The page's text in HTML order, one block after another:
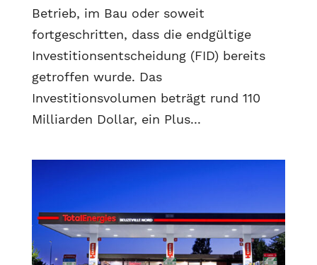
Betrieb, im Bau oder soweit
fortgeschritten, dass die endgültige
Investitionsentscheidung (FID) bereits
getroffen wurde. Das
Investitionsvolumen beträgt rund 110
Milliarden Dollar, ein Plus...